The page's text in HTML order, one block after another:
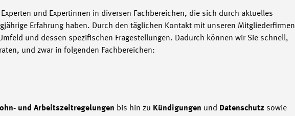
und Expertinnen in diversen Fachbereichen, die sich durch aktuelles
Erfahrung haben. Durch den täglichen Kontakt mit unseren Mitgliederfirmen
und dessen spezifischen Fragestellungen. Dadurch können wir Sie schnell,
und zwar in folgenden Fachbereichen:
und Arbeitszeitregelungen bis hin zu Kündigungen und Datenschutz sowie